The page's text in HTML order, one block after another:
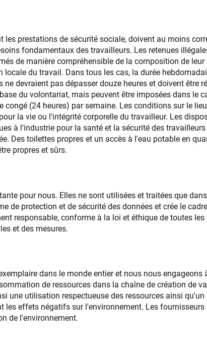
prestations de sécurité sociale, doivent au moins
fondamentaux des travailleurs. Les retenues
de manière compréhensible de la composition de
du travail. Dans tous les cas, la durée
devraient pas dépasser douze heures et doivent être
du volontariat, mais peuvent être imposées dans le
(24 heures) par semaine. Les conditions sur le
la vie ou l'intégrité corporelle du travailleur. Les
à l'industrie pour la santé et la sécurité des
Des toilettes propres et un accès à l'eau potable en
propres et sûrs.
pour nous. Elles ne sont utilisées et traitées que
de protection et de sécurité des données et crée le
responsable, conforme à la loi et éthique de toutes
et des mesures.
dans le monde entier et nous nous
de ressources dans la chaîne de création de
une utilisation respectueuse des ressources ainsi
effets négatifs sur l'environnement. Les
de l'environnement.